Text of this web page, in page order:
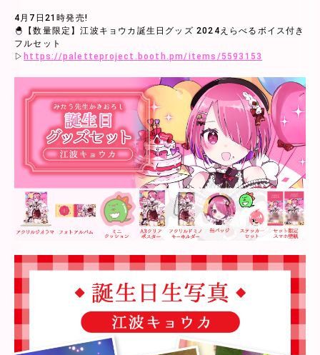
4月7日21時発売!
🐣【数量限定】江波キョウカ誕生日グッズ 2024えらべるボイス付き
フルセット
▷ https://paletteproject.booth.pm/items/5593153